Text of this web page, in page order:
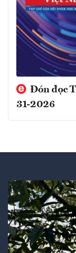
Đón đọc
31-2026